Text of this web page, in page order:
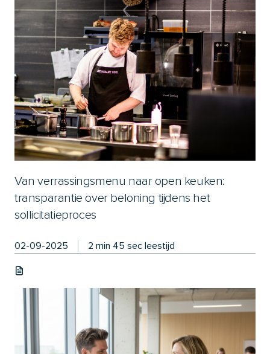
Van verrassingsmenu naar open keuken:
transparantie over beloning tijdens het
sollicitatieproces
02-09-2025 2 min 45 sec leestijd